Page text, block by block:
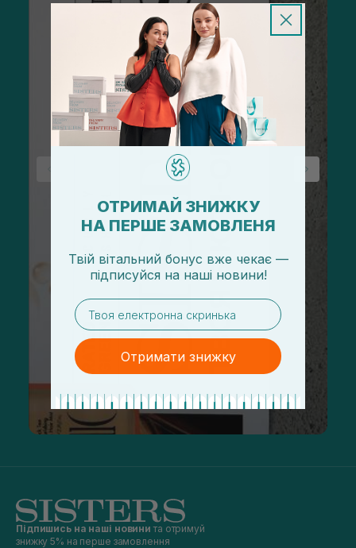
Підпишись на наші новини та отримуй
знижку 5% на перше замовлення
ОТРИМАЙ ЗНИЖКУ
НА ПЕРШЕ ЗАМОВЛЕНЯ
Твій вітальний бонус вже чекає —
підписуйся на наші новини!
email
Отримати знижку